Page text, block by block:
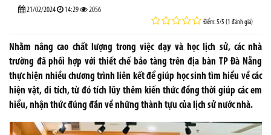
21/02/2024 14:29 2056
Điểm: 5/5 (1 đánh giá)
Nhằm nâng cao chất lượng trong việc dạy và học lịch sử, các nhà
trường đã phối hợp với thiết chế bảo tàng trên địa bàn TP Đà Nẵng
thực hiện nhiều chương trình liên kết để giúp học sinh tìm hiểu về các
hiện vật, di tích, từ đó tích lũy thêm kiến thức đồng thời giúp các em
hiểu, nhận thức đúng đắn về những thành tựu của lịch sử nước nhà.